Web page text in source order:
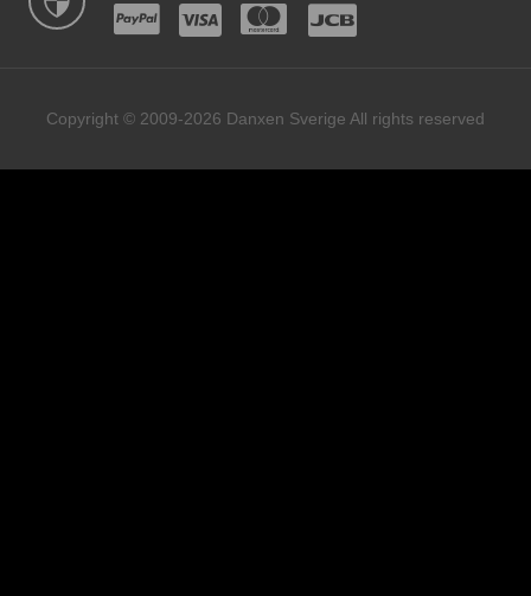
Copyright © 2009-2026 Danxen Sverige All rights reserved